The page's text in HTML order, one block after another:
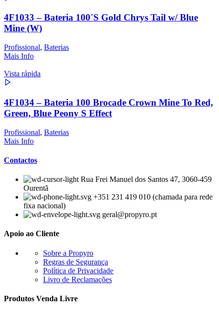
4F1033 – Bateria 100´S Gold Chrys Tail w/ Blue
Mine (W)
Profissional, Baterias
Mais Info
Vista rápida
4F1034 – Bateria 100 Brocade Crown Mine To Red,
Green, Blue Peony S Effect
Profissional, Baterias
Mais Info
Contactos
Rua Frei Manuel dos Santos 47, 3060-459
Ourentã​
+351 231 419 010 (chamada para rede
fixa nacional)
geral@propyro.pt
Apoio ao Cliente
Sobre a Propyro
Regras de Segurança
Política de Privacidade
Livro de Reclamações
Produtos Venda Livre